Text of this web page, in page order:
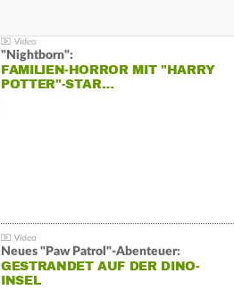
"Nightborn":
FAMILIEN-HORROR MIT "HARRY
POTTER"-STAR…
Neues "Paw Patrol"-Abenteuer:
GESTRANDET AUF DER DINO-
INSEL